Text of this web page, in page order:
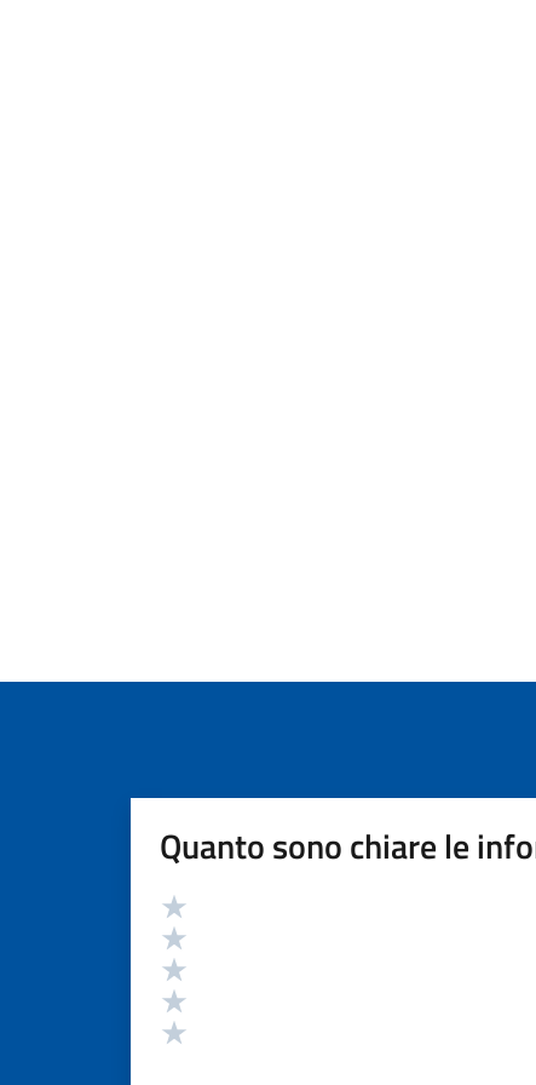
Quanto sono chiare le
Valutazione